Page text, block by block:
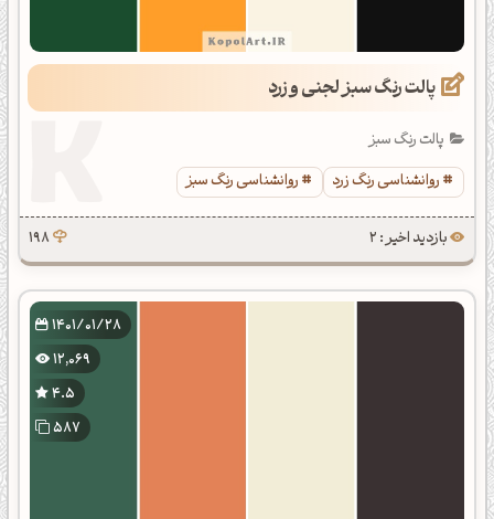
پالت رنگ سبز لجنی و زرد
پالت رنگ سبز
روانشناسی رنگ زرد
روانشناسی رنگ سبز
بازدید اخیر : 2 198
1401/01/28
12,069
4.5
587